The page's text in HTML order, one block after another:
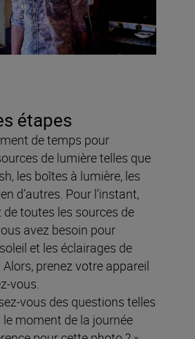
étapes
de temps pour
de lumière telles que
les boîtes à lumière, les
d’autres. Pour l’instant,
toutes les sources de
avez besoin pour
et les éclairages de
prenez votre appareil
vous.
vous des questions telles
le moment de la journée